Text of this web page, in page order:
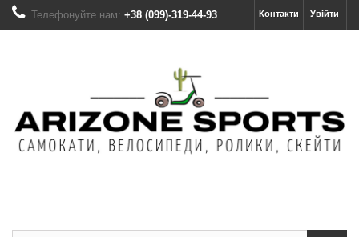
Увійти
Контакти
Телефонуйте нам: +38 (099)-319-44-93